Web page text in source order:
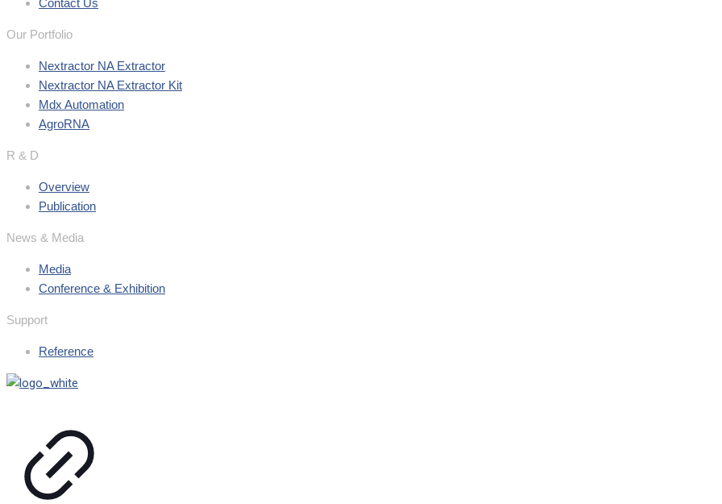
Contact Us
Our Portfolio
Nextractor NA Extractor
Nextractor NA Extractor Kit
Mdx Automation
AgroRNA
R & D
Overview
Publication
News & Media
Media
Conference & Exhibition
Support
Reference